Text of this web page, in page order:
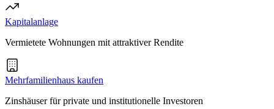
Kapitalanlage
Vermietete Wohnungen mit attraktiver Rendite
Mehrfamilienhaus kaufen
Zinshäuser für private und institutionelle Investoren